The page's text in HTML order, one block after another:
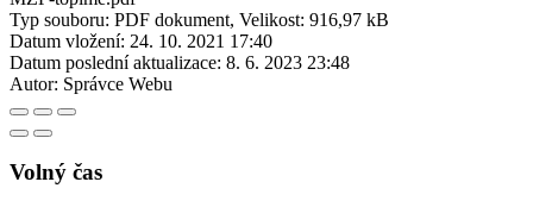
Typ souboru: PDF dokument, Velikost: 916,97 kB
Datum vložení: 24. 10. 2021 17:40
Datum poslední aktualizace: 8. 6. 2023 23:48
Autor: Správce Webu
Volný čas